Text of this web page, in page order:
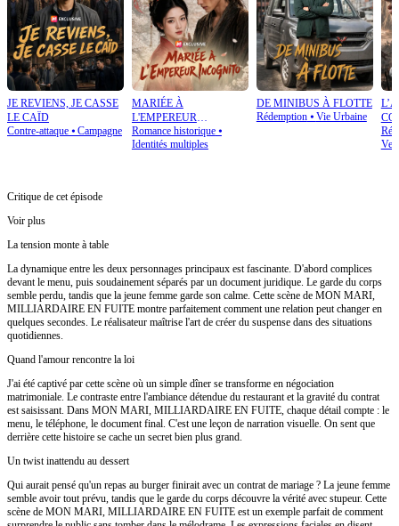
JE REVIENS, JE CASSE
LE CAÏD
Contre-attaque ⦁ Campagne
MARIÉE À
L'EMPEREUR
INCOGNITO
Romance historique⦁
Identités multiples
DE MINIBUS À FLOTTE
Rédemption⦁ Vie Urbaine
Critique de cet épisode
Voir plus
La tension monte à table
La dynamique entre les deux personnages principaux est fascinante. D'abord complices
devant le menu, puis soudainement séparés par un document juridique. Le garde du corps
semble perdu, tandis que la jeune femme garde son calme. Cette scène de MON MARI,
MILLIARDAIRE EN FUITE montre parfaitement comment une relation peut changer en
quelques secondes. Le réalisateur maîtrise l'art de créer du suspense dans des situations
quotidiennes.
Quand l'amour rencontre la loi
J'ai été captivé par cette scène où un simple dîner se transforme en négociation
matrimoniale. Le contraste entre l'ambiance détendue du restaurant et la gravité du contrat
est saisissant. Dans MON MARI, MILLIARDAIRE EN FUITE, chaque détail compte : le
menu, le téléphone, le document final. C'est une leçon de narration visuelle. On sent que
derrière cette histoire se cache un secret bien plus grand.
Un twist inattendu au dessert
Qui aurait pensé qu'un repas au burger finirait avec un contrat de mariage ? La jeune femme
semble avoir tout prévu, tandis que le garde du corps découvre la vérité avec stupeur. Cette
scène de MON MARI, MILLIARDAIRE EN FUITE est un exemple parfait de comment